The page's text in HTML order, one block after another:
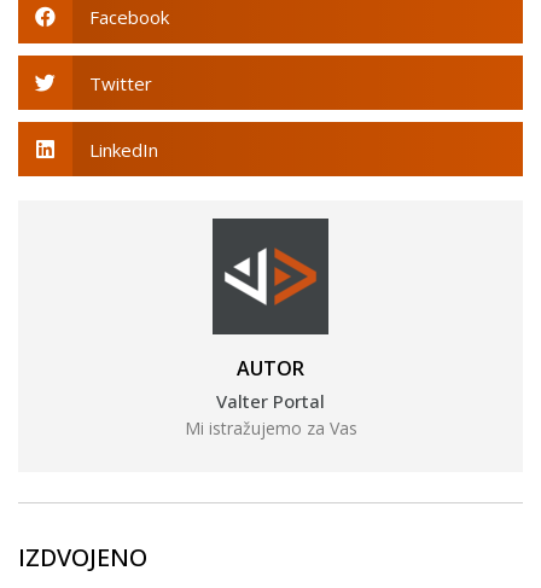
Facebook
Twitter
LinkedIn
AUTOR
Valter Portal
Mi istražujemo za Vas
IZDVOJENO